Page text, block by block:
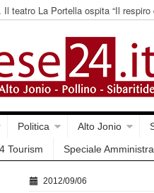
Il teatro La Portella ospita “Il respiro
365
Politica Alto Jonio
Tourism Speciale
2012/09/06